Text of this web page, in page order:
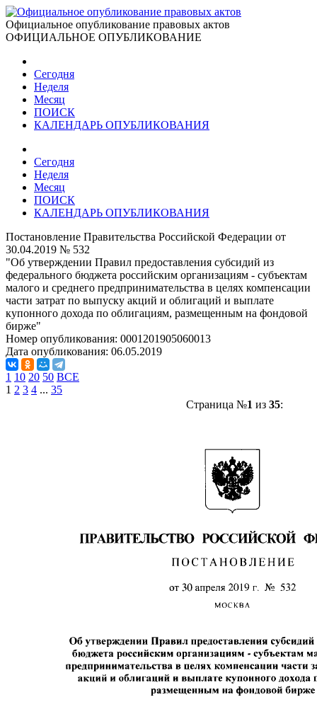
Официальное опубликование правовых актов
ОФИЦИАЛЬНОЕ ОПУБЛИКОВАНИЕ
Сегодня
Неделя
Месяц
ПОИСК
КАЛЕНДАРЬ ОПУБЛИКОВАНИЯ
Сегодня
Неделя
Месяц
ПОИСК
КАЛЕНДАРЬ ОПУБЛИКОВАНИЯ
Постановление Правительства Российской Федерации от
30.04.2019 № 532
"Об утверждении Правил предоставления субсидий из
федерального бюджета российским организациям - субъектам
малого и среднего предпринимательства в целях компенсации
части затрат по выпуску акций и облигаций и выплате
купонного дохода по облигациям, размещенным на фондовой
бирже"
Номер опубликования: 0001201905060013
Дата опубликования: 06.05.2019
1 10 20 50 ВСЕ
1 2 3 4 ... 35
Страница №1 из 35: